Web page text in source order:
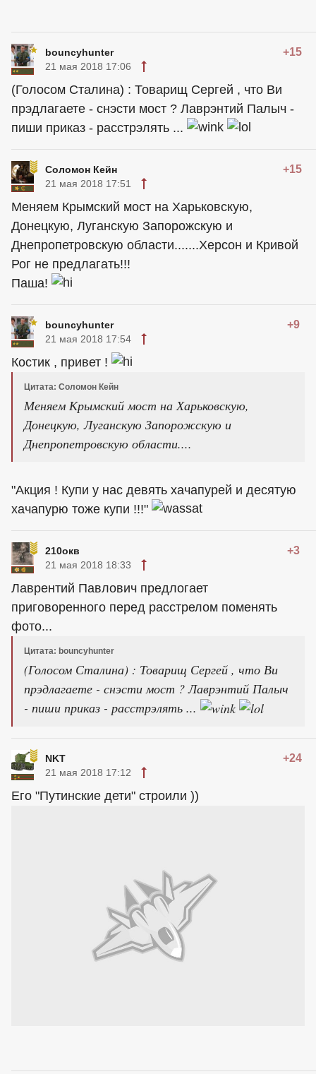
bouncyhunter +15
21 мая 2018 17:06
(Голосом Сталина) : Товарищ Сергей , что Ви
прэдлагаете - снэсти мост ? Лаврэнтий Палыч -
пиши приказ - расстрэлять ...
Соломон Кейн +15
21 мая 2018 17:51
Меняем Крымский мост на Харьковскую,
Донецкую, Луганскую Запорожскую и
Днепропетровскую области.......Херсон и Кривой
Рог не предлагать!!!
Паша!
bouncyhunter +9
21 мая 2018 17:54
Костик , привет !
Цитата: Соломон Кейн
Меняем Крымский мост на Харьковскую,
Донецкую, Луганскую Запорожскую и
Днепропетровскую области....
"Акция ! Купи у нас девять хачапурей и десятую
хачапурю тоже купи !!!"
210окв +3
21 мая 2018 18:33
Лаврентий Павлович предлогает
приговоренного перед расстрелом поменять
фото...
Цитата: bouncyhunter
(Голосом Сталина) : Товарищ Сергей , что Ви
прэдлагаете - снэсти мост ? Лаврэнтий Палыч
- пиши приказ - расстрэлять ...
NKT +24
21 мая 2018 17:12
Его "Путинские дети" строили ))